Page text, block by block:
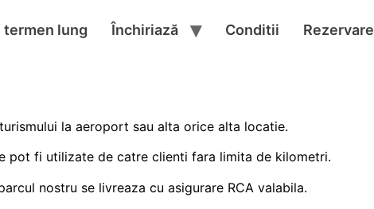
lung Închiriază Conditii Rezervare
la aeroport sau alta orice alta locatie.
pot fi utilizate de catre clienti fara limita de kilometri.
nostru se livreaza cu asigurare RCA valabila.